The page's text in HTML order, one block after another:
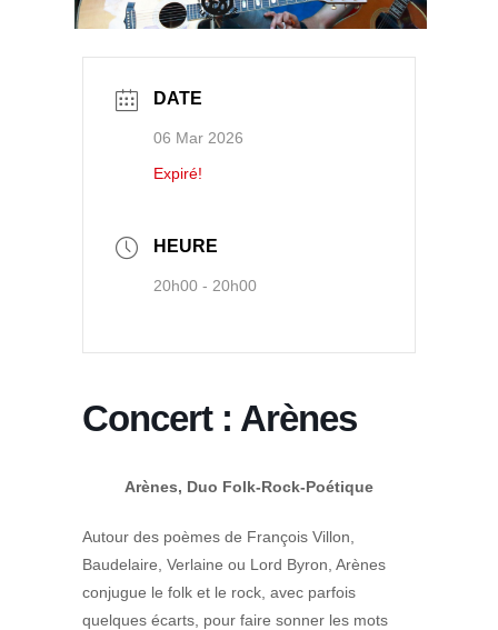
DATE
06 Mar 2026
Expiré!
HEURE
20h00 - 20h00
Concert : Arènes
Arènes, Duo Folk-Rock-Poétique
Autour des poèmes de François Villon,
Baudelaire, Verlaine ou Lord Byron, Arènes
conjugue le folk et le rock, avec parfois
quelques écarts, pour faire sonner les mots